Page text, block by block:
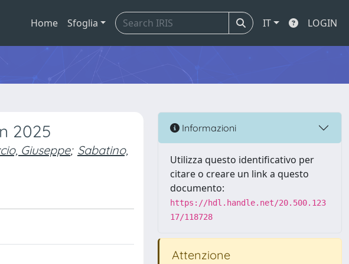
Home Sfoglia IT LOGIN
2025
Giuseppe; Sabatino,
Informazioni
Utilizza questo identificativo per
citare o creare un link a questo
documento:
https://hdl.handle.net/20.500.123
17/118728
Attenzione